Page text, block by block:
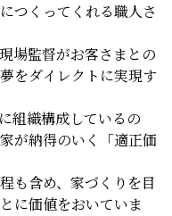
つくってくれる職人さ
場監督がお客さまとの
をダイレクトに実現す
組織構成しているの
が納得のいく「適正価
も含め、家づくりを目
に価値をおいていま